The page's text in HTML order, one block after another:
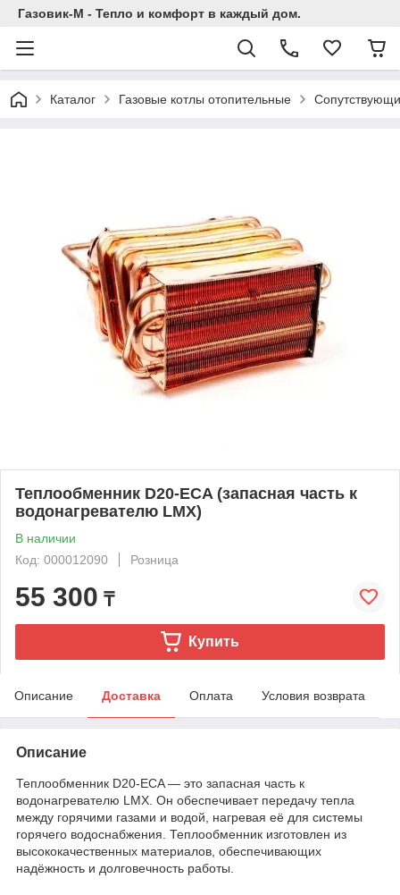
Газовик-М - Тепло и комфорт в каждый дом.
Каталог Газовые котлы отопительные
Теплообменник D20-ECA (запасная часть к
водонагревателю LMX)
В наличии
Код: 000012090
Розница
55 300 ₸
Купить
Описание Доставка Оплата Условия возврата
Описание
Теплообменник D20-ECA — это запасная часть к
водонагревателю LMX. Он обеспечивает передачу тепла
между горячими газами и водой, нагревая её для системы
горячего водоснабжения. Теплообменник изготовлен из
высококачественных материалов, обеспечивающих
надёжность и долговечность работы.